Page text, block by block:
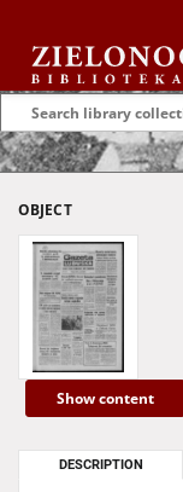
OBJECT
Show content
DESCRIPTION